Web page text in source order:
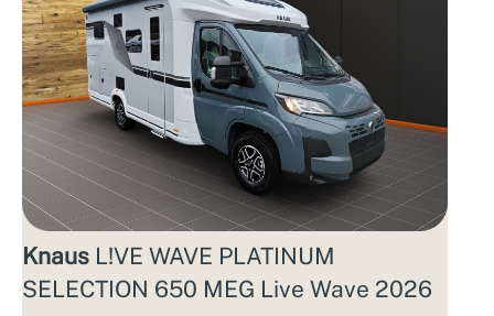
Knaus L!VE WAVE PLATINUM
SELECTION 650 MEG Live Wave 2026